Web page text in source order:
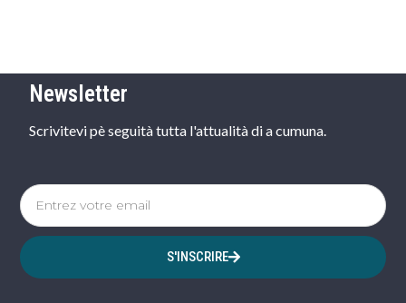
Newsletter
Scrivitevi pè seguità tutta l'attualità di a cumuna.
S'INSCRIRE